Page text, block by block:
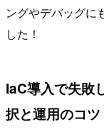
ングやデバッグに
した！
IaC導入で失敗
択と運用のコツ